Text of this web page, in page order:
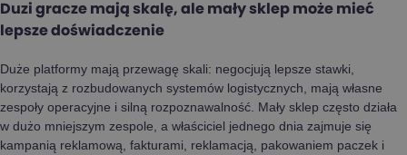
Duzi gracze mają skalę, ale mały sklep może mieć
lepsze doświadczenie
Duże platformy mają przewagę skali: negocjują lepsze stawki,
korzystają z rozbudowanych systemów logistycznych, mają własne
zespoły operacyjne i silną rozpoznawalność. Mały sklep często działa
w dużo mniejszym zespole, a właściciel jednego dnia zajmuje się
kampanią reklamową, fakturami, reklamacją, pakowaniem paczek i